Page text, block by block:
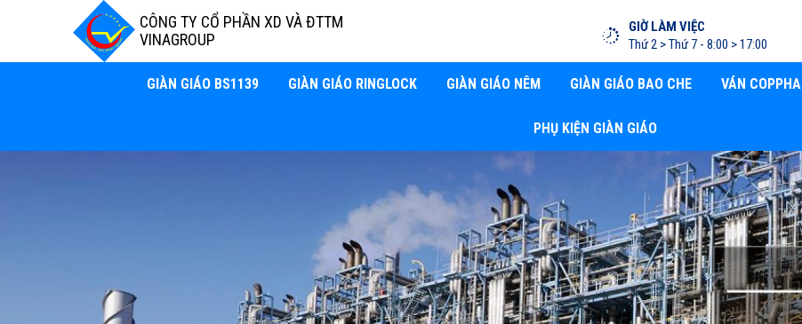
CÔNG TY CỔ PHẦN XD VÀ ĐTTM
VINAGROUP
GIỜ LÀM VIỆC
Thứ 2 > Thứ 7 - 8:00 > 17:00
GIÀN GIÁO BS1139 GIÀN GIÁO RINGLOCK GIÀN GIÁO NÊM GIÀN GIÁO BAO CHE VÁN COPPHA
PHỤ KIỆN GIÀN GIÁO